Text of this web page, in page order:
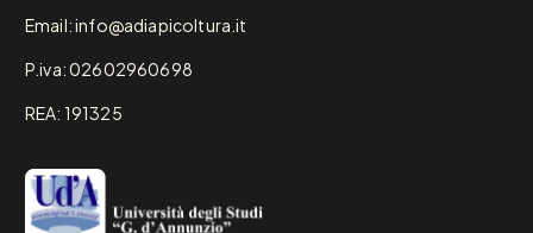
Email: info@adiapicoltura.it
P.iva: 02602960698
REA: 191325